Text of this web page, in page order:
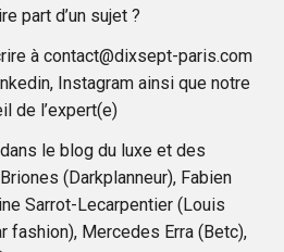
part d’un sujet ?
à contact@dixsept-paris.com
, Instagram ainsi que notre
de l’expert(e)
le blog du luxe et des
(Darkplanneur), Fabien
Sarrot-Lecarpentier (Louis
fashion), Mercedes Erra (Betc),